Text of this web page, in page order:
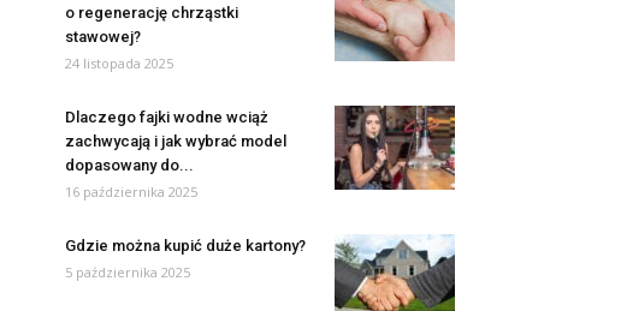
o regenerację chrząstki
stawowej?
24 listopada 2025
Dlaczego fajki wodne wciąż
zachwycają i jak wybrać model
dopasowany do...
16 października 2025
Gdzie można kupić duże kartony?
5 października 2025